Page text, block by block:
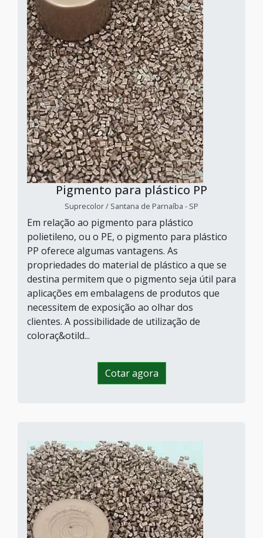
Pigmento para plástico PP
Suprecolor / Santana de Parnaíba - SP
Em relação ao pigmento para plástico
polietileno, ou o PE, o pigmento para plástico
PP oferece algumas vantagens. As
propriedades do material de plástico a que se
destina permitem que o pigmento seja útil para
aplicações em embalagens de produtos que
necessitem de exposição ao olhar dos
clientes. A possibilidade de utilização de
coloraç&otild...
Cotar agora